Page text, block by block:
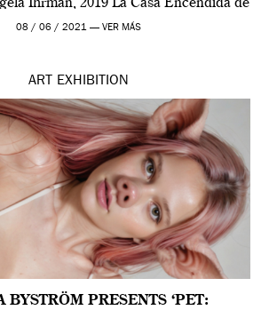
Ihrman, 2019 La Casa Encendida de
Madrid y la Wellcome […]
08 / 06 / 2021 — VER MÁS
ART EXHIBITION
BYSTRÖM PRESENTS ‘PET: